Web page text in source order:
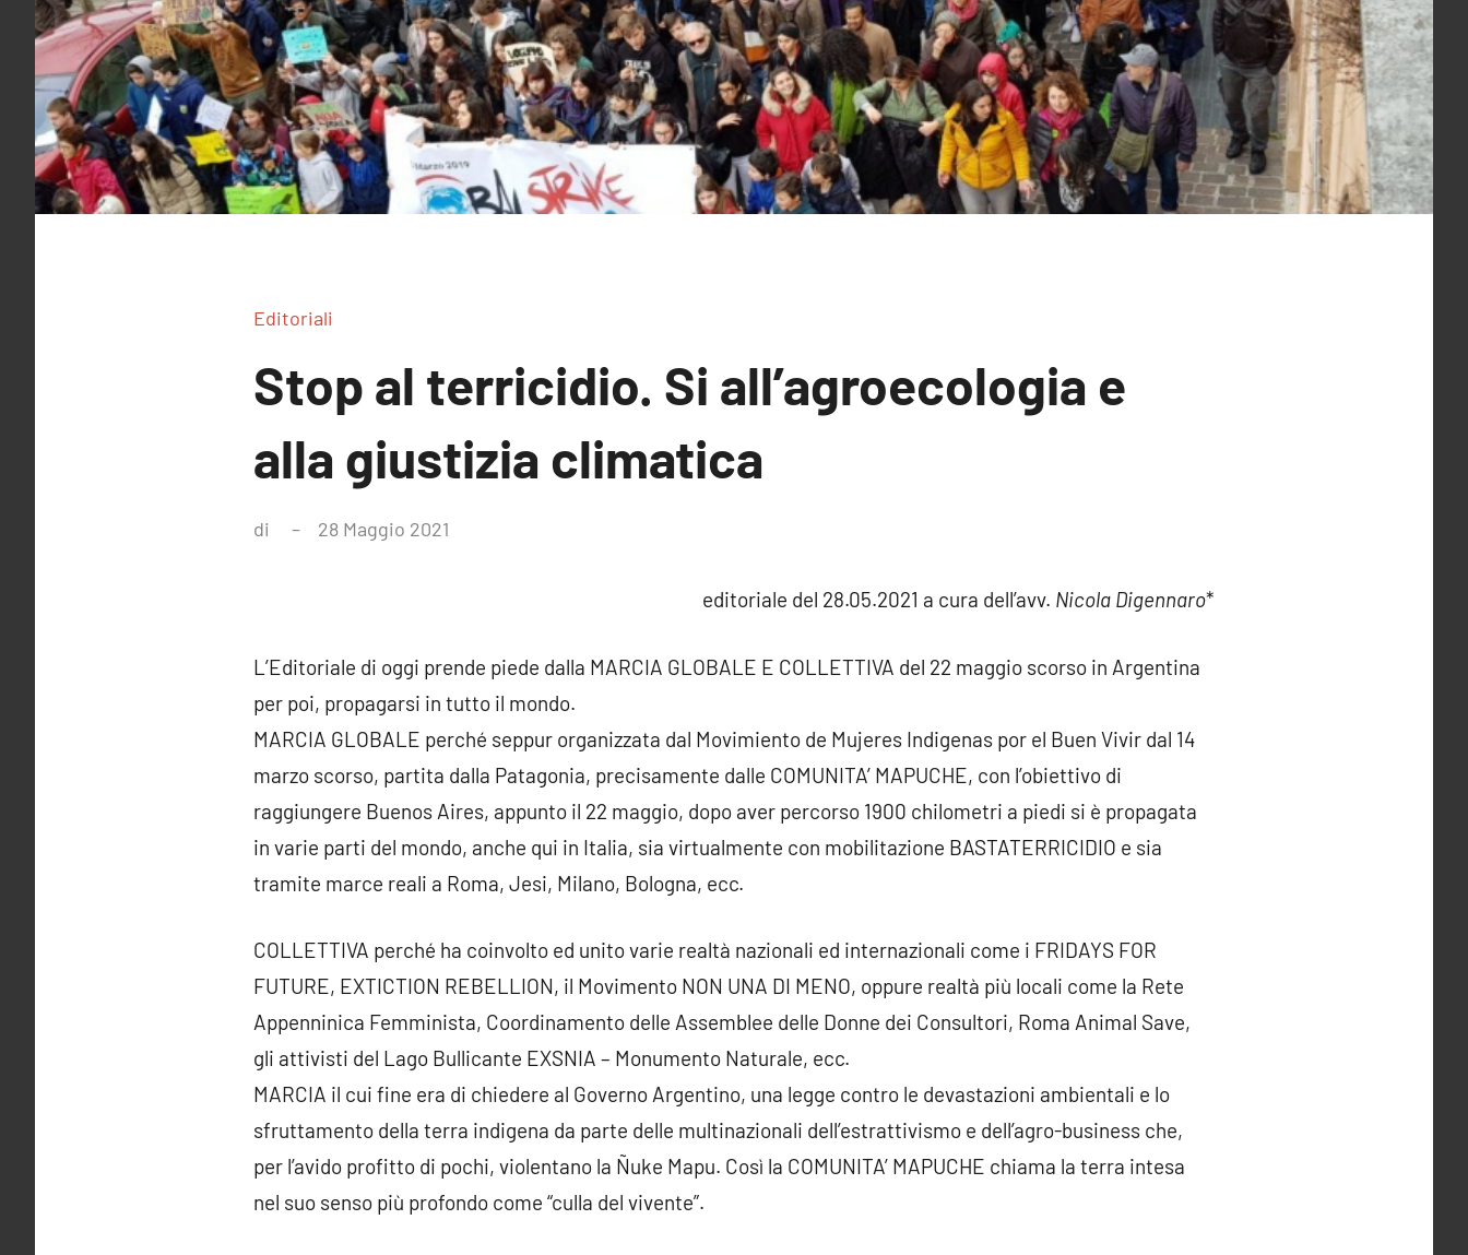
Editoriali
Stop al terricidio. Si all’agroecologia e
alla giustizia climatica
di 28 Maggio 2021
editoriale del 28.05.2021 a cura dell’avv. Nicola Digennaro*
L’Editoriale di oggi prende piede dalla MARCIA GLOBALE E COLLETTIVA del 22 maggio scorso in Argentina
per poi, propagarsi in tutto il mondo.
MARCIA GLOBALE perché seppur organizzata dal Movimiento de Mujeres Indigenas por el Buen Vivir dal 14
marzo scorso, partita dalla Patagonia, precisamente dalle COMUNITA’ MAPUCHE, con l’obiettivo di
raggiungere Buenos Aires, appunto il 22 maggio, dopo aver percorso 1900 chilometri a piedi si è propagata
in varie parti del mondo, anche qui in Italia, sia virtualmente con mobilitazione BASTATERRICIDIO e sia
tramite marce reali a Roma, Jesi, Milano, Bologna, ecc.
COLLETTIVA perché ha coinvolto ed unito varie realtà nazionali ed internazionali come i FRIDAYS FOR
FUTURE, EXTICTION REBELLION, il Movimento NON UNA DI MENO, oppure realtà più locali come la Rete
Appenninica Femminista, Coordinamento delle Assemblee delle Donne dei Consultori, Roma Animal Save,
gli attivisti del Lago Bullicante EXSNIA – Monumento Naturale, ecc.
MARCIA il cui fine era di chiedere al Governo Argentino, una legge contro le devastazioni ambientali e lo
sfruttamento della terra indigena da parte delle multinazionali dell’estrattivismo e dell’agro-business che,
per l’avido profitto di pochi, violentano la Ñuke Mapu. Così la COMUNITA’ MAPUCHE chiama la terra intesa
nel suo senso più profondo come “culla del vivente”.